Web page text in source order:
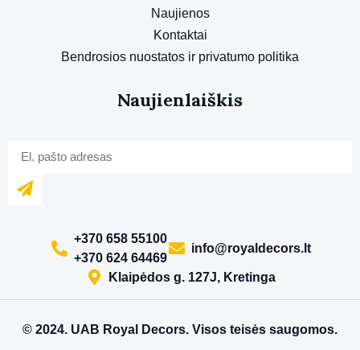
Naujienos
Kontaktai
Bendrosios nuostatos ir privatumo politika
Naujienlaiškis
+370 658 55100
+370 624 64469
info@royaldecors.lt
Klaipėdos g. 127J, Kretinga
© 2024. UAB Royal Decors. Visos teisės saugomos.